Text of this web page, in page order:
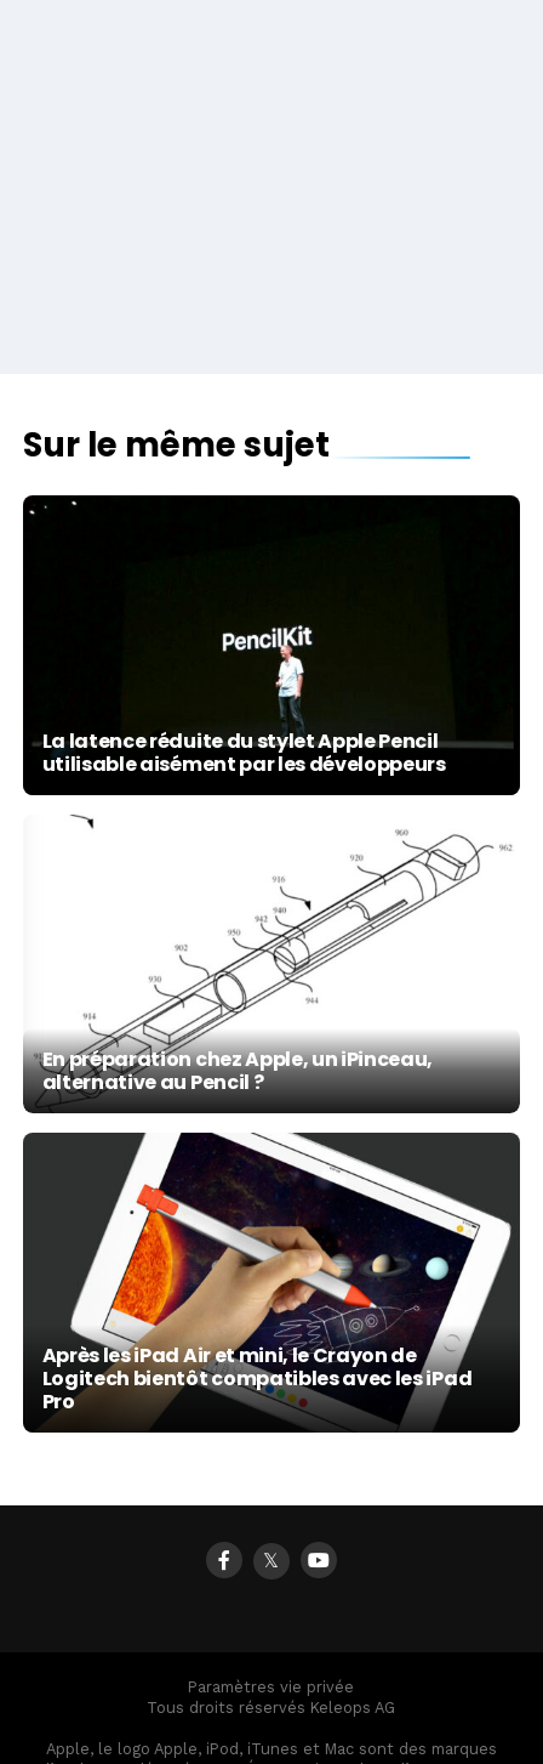
Sur le même sujet
La latence réduite du stylet Apple Pencil
utilisable aisément par les développeurs
En préparation chez Apple, un iPinceau,
alternative au Pencil ?
Après les iPad Air et mini, le Crayon de
Logitech bientôt compatibles avec les iPad
Pro
𝕏
Paramètres vie privée
Tous droits réservés Keleops AG
Apple, le logo Apple, iPod, iTunes et Mac sont des marques